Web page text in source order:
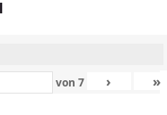
von 7 › »